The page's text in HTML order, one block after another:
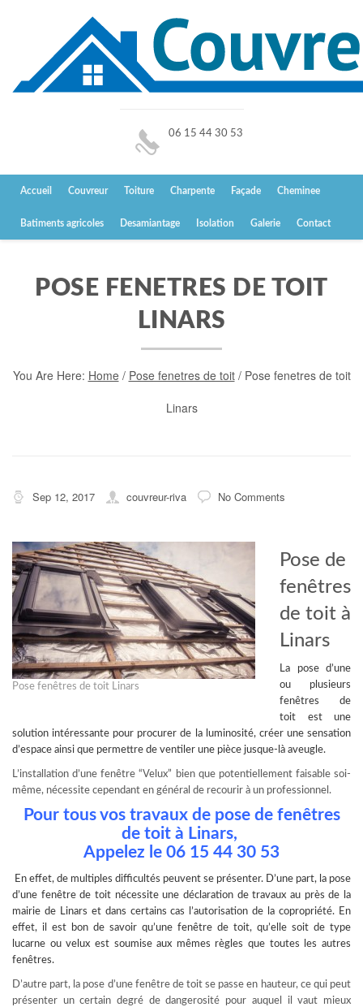
06 15 44 30 53
Accueil Couvreur Toiture Charpente Façade Cheminee
Batiments agricoles Desamiantage Isolation Galerie Contact
POSE FENETRES DE TOIT
LINARS
You Are Here: Home/ Pose fenetres de toit/ Pose fenetres de toit
Linars
Sep 12, 2017 couvreur-riva No Comments
Pose fenêtres de toit Linars
Pose de
fenêtres
de toit à
Linars
La pose d’une
ou plusieurs
fenêtres de
toit est une
solution intéressante pour procurer de la luminosité, créer une sensation
d’espace ainsi que permettre de ventiler une pièce jusque-là aveugle.
L’installation d’une fenêtre “Velux” bien que potentiellement faisable soi-
même, nécessite cependant en général de recourir à un professionnel.
Pour tous vos travaux de pose de fenêtres
de toit à Linars,
Appelez le 06 15 44 30 53
En effet, de multiples difficultés peuvent se présenter. D’une part, la pose
d’une fenêtre de toit nécessite une déclaration de travaux au près de la
mairie de Linars et dans certains cas l’autorisation de la copropriété. En
effet, il est bon de savoir qu’une fenêtre de toit, qu’elle soit de type
lucarne ouvelux est soumise aux mêmes règles que toutes les autres
fenêtres.
D’autre part, la pose d’une fenêtre de toit se passe en hauteur, ce qui peut
présenter un certain degré de dangerosité pour auquel il vaut mieux